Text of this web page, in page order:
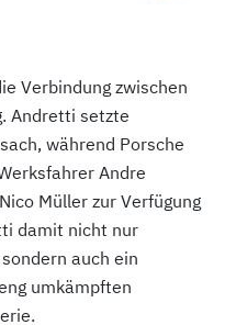
Verbindung zwischen
Andretti setzte
während Porsche
Andre
Müller zur Verfügung
damit nicht nur
auch ein
umkämpften